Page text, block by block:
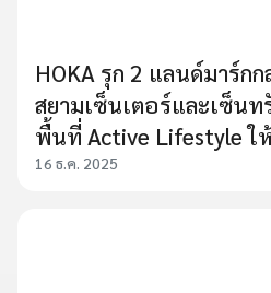
HOKA รุก 2 แลนด์มาร์กก
สยามเซ็นเตอร์และเซ็นท
พื้นที่ Active Lifestyle ใ
16 ธ.ค. 2025